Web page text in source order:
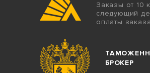
Заказы от 10
следующий
оплаты
БРОКЕР